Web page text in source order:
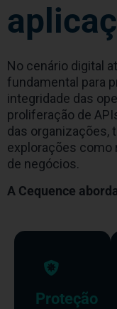
No cenário digital
fundamental para
integridade das
proliferação de
das organizações,
explorações como
de negócios.
A Cequence
Proteção